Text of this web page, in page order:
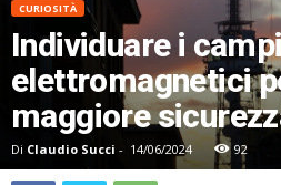
CURIOSITÀ
Individuare i
elettromagnetici
maggiore
Di Claudio Succi - 14/06/2024 92